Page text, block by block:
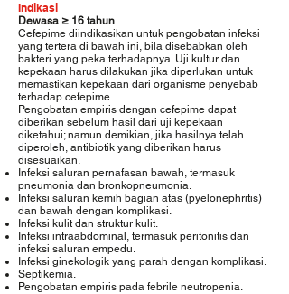
Indikasi
Dewasa ≥ 16 tahun
Cefepime diindikasikan untuk pengobatan infeksi
yang tertera di bawah ini, bila disebabkan oleh
bakteri yang peka terhadapnya. Uji kultur dan
kepekaan harus dilakukan jika diperlukan untuk
memastikan kepekaan dari organisme penyebab
terhadap cefepime.
Pengobatan empiris dengan cefepime dapat
diberikan sebelum hasil dari uji kepekaan
diketahui; namun demikian, jika hasilnya telah
diperoleh, antibiotik yang diberikan harus
disesuaikan.
Infeksi saluran pernafasan bawah, termasuk
pneumonia dan bronkopneumonia.
Infeksi saluran kemih bagian atas (pyelonephritis)
dan bawah dengan komplikasi.
Infeksi kulit dan struktur kulit.
Infeksi intraabdominal, termasuk peritonitis dan
infeksi saluran empedu.
Infeksi ginekologik yang parah dengan komplikasi.
Septikemia.
Pengobatan empiris pada febrile neutropenia.